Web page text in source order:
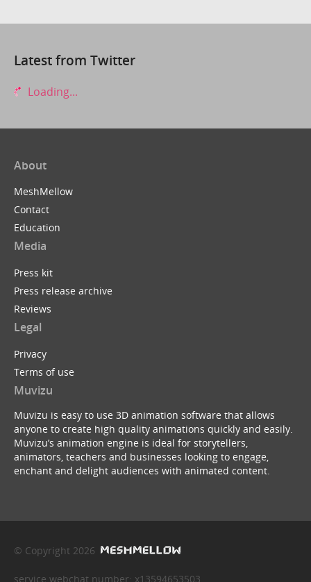
Latest from Twitter
Loading...
About
MeshMellow
Contact
Education
Media
Press kit
Press release archive
Reviews
Legal
Privacy
Terms of use
Muvizu
Muvizu is easy to use 3D animation software that allows
anyone to create high quality animations quickly and easily.
Muvizu’s animation engine is ideal for storytellers,
animators, teachers and businesses looking to engage,
enchant and delight audiences with animated content.
© Copyright 2026
service webchat number: x13594653503